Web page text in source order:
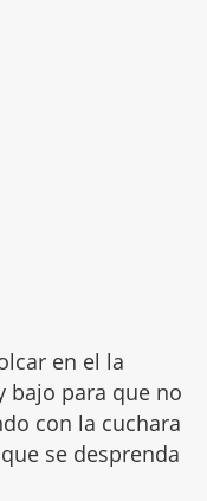
en el la
bajo para que no
con la cuchara
se desprenda